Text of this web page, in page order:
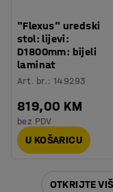
"Flexus" uredski
stol: lijevi:
D1800mm: bijeli
laminat
Art. br.:149293
819,00 KM
bez PDV
U KOŠARICU
OTKRIJTE